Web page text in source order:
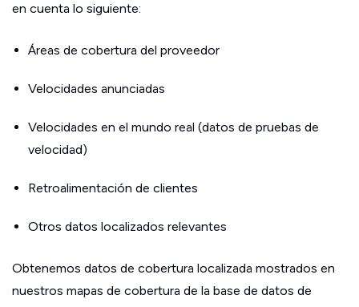
en cuenta lo siguiente:
Áreas de cobertura del proveedor
Velocidades anunciadas
Velocidades en el mundo real (datos de pruebas de
velocidad)
Retroalimentación de clientes
Otros datos localizados relevantes
Obtenemos datos de cobertura localizada mostrados en
nuestros mapas de cobertura de la base de datos de